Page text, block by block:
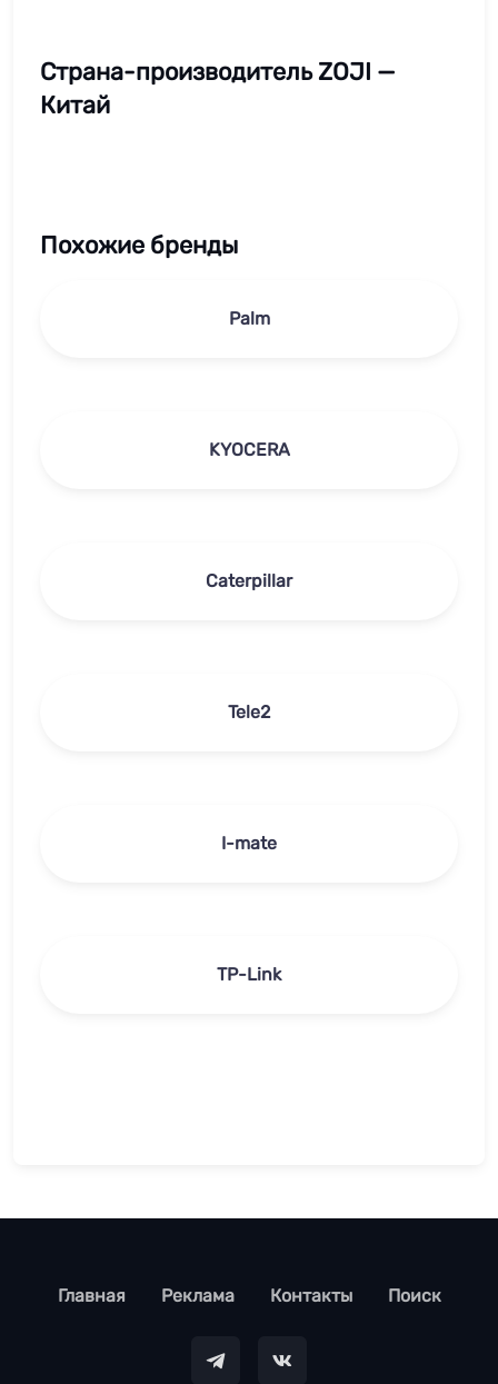
Страна-производитель ZOJI —
Китай
Похожие бренды
Palm
KYOCERA
Caterpillar
Tele2
I-mate
TP-Link
footer
Главная Реклама Контакты Поиск